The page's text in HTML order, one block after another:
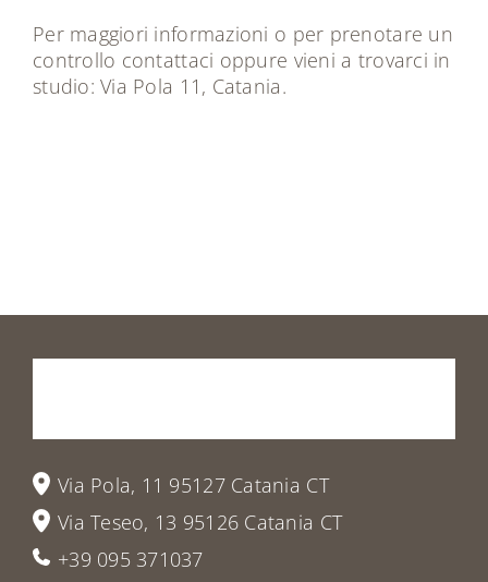
Per maggiori informazioni o per prenotare un
controllo contattaci oppure vieni a trovarci in
studio: Via Pola 11, Catania.
Via Pola, 11 95127 Catania CT
Via Teseo, 13 95126 Catania CT
+39 095 371037